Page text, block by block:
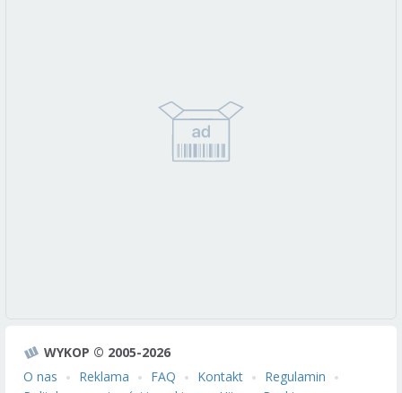
WYKOP © 2005-2026
O nas
Reklama FAQ Kontakt
Regulamin